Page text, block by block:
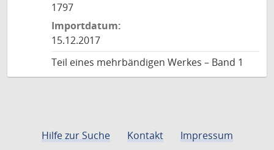
1797
Importdatum:
15.12.2017
Teil eines mehrbändigen Werkes – Band 1
Hilfe zur Suche Kontakt
Impressum